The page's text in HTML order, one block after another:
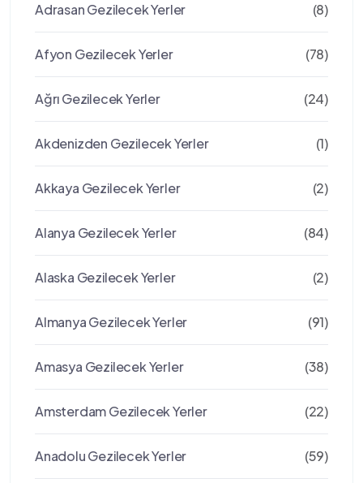
Adrasan Gezilecek Yerler (8)
Afyon Gezilecek Yerler (78)
Ağrı Gezilecek Yerler (24)
Akdenizden Gezilecek Yerler (1)
Akkaya Gezilecek Yerler (2)
Alanya Gezilecek Yerler (84)
Alaska Gezilecek Yerler (2)
Almanya Gezilecek Yerler (91)
Amasya Gezilecek Yerler (38)
Amsterdam Gezilecek Yerler (22)
Anadolu Gezilecek Yerler (59)